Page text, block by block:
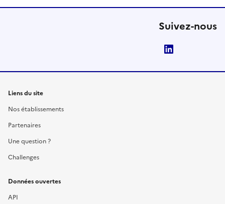
Suivez-nous
Liens du site
Nos établissements
Partenaires
Une question ?
Challenges
Données ouvertes
API